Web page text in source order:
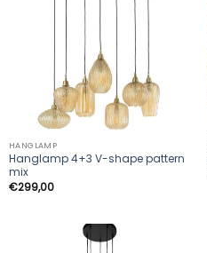
HANGLAMP
Hanglamp 4+3 V-shape pattern
mix
€299,00